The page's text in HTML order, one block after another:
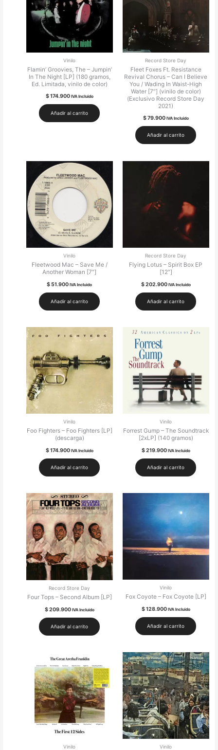
Vinilo
Flamin’ Groovies, The – Jumpin’
In The Night [LP] (180 gramos,
Ed. Limitada, vinilo de color)
$174.900 IVA Incluido
Añadir al carrito
Record Store Day
Fleet Foxes Ft. Resistance
Revival Chorus – Can I Believe
You / Wading In Waist-High
Water [7″] (vinilo de color)
(Exclusivo Record Store Day
2021)
$79.900 IVA Incluido
Añadir al carrito
Vinilo
Fleetwood Mac – Save Me /
Another Woman [7″]
$51.900 IVA Incluido
Añadir al carrito
Record Store Day
Flying Lotus – Spirit Box EP
[12″]
$202.900 IVA Incluido
Añadir al carrito
Vinilo
Foo Fighters – Foo Fighters [LP]
(descarga)
$174.900 IVA Incluido
Añadir al carrito
Vinilo
Forrest Gump – The Soundtrack
[2xLP] (140 gramos)
$219.900 IVA Incluido
Añadir al carrito
Record Store Day
Four Tops – Second Album [LP]
$209.900 IVA Incluido
Añadir al carrito
Vinilo
Fox Coyote – Fox Coyote [LP]
$128.900 IVA Incluido
Añadir al carrito
Vinilo Vinilo